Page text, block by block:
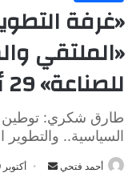
«غرفة
«الملتقي
للصناعة» 29 أكتوبر الجاري
طارق شكري: توطين
السياسية.. والتطوير
أحمد فتحي
أرسل أكتوبر 19, 2022